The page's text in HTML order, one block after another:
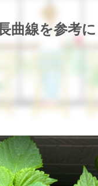
曲線を参考